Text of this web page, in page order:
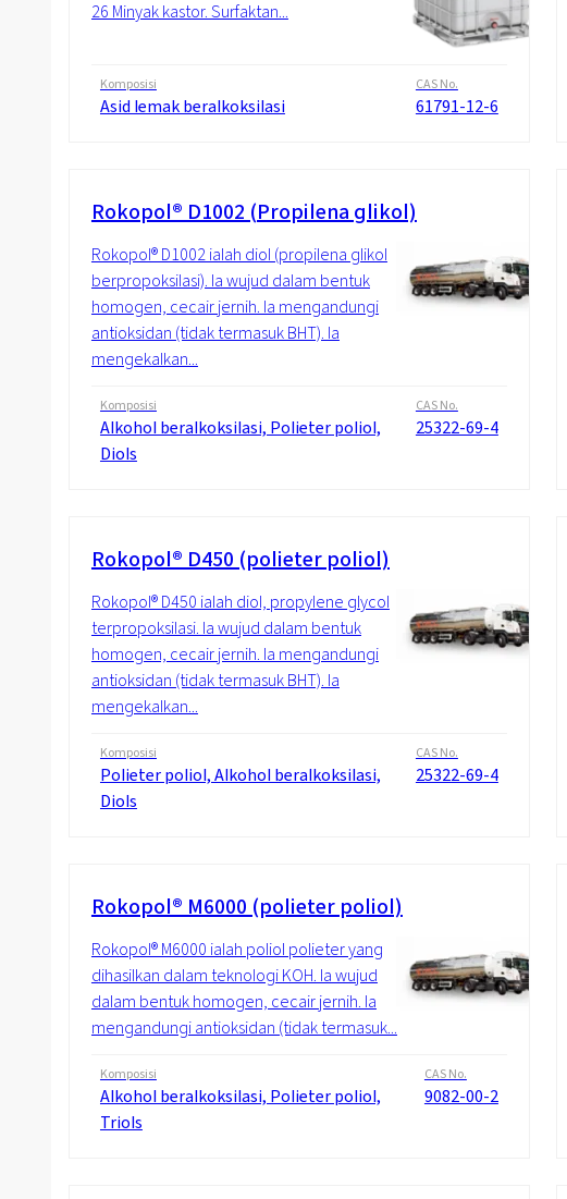
26 Minyak kastor. Surfaktan...
Komposisi
Asid lemak beralkoksilasi
CAS No.
61791-12-6
Rokopol® D1002 (Propilena glikol)
Rokopol® D1002 ialah diol (propilena glikol
berpropoksilasi). Ia wujud dalam bentuk
homogen, cecair jernih. Ia mengandungi
antioksidan (tidak termasuk BHT). Ia
mengekalkan...
Komposisi
Alkohol beralkoksilasi, Polieter poliol,
Diols
CAS No.
25322-69-4
Rokopol® D450 (polieter poliol)
Rokopol® D450 ialah diol, propylene glycol
terpropoksilasi. Ia wujud dalam bentuk
homogen, cecair jernih. Ia mengandungi
antioksidan (tidak termasuk BHT). Ia
mengekalkan...
Komposisi
Polieter poliol, Alkohol beralkoksilasi,
Diols
CAS No.
25322-69-4
Rokopol® M6000 (polieter poliol)
Rokopol® M6000 ialah poliol polieter yang
dihasilkan dalam teknologi KOH. Ia wujud
dalam bentuk homogen, cecair jernih. Ia
mengandungi antioksidan (tidak termasuk...
Komposisi
Alkohol beralkoksilasi, Polieter poliol,
Triols
CAS No.
9082-00-2